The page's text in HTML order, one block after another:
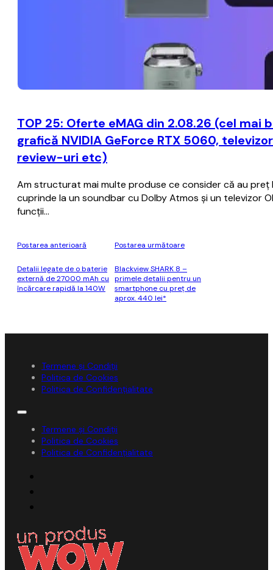
TOP 25: Oferte eMAG din 2.08.26 (cel
grafică NVIDIA GeForce RTX 5060,
review-uri etc)
Am structurat mai multe produse ce consider că au
cuprinde la un soundbar cu Dolby Atmos și un televizor
funcții…
Postarea anterioară
Detalii legate de o baterie
externă de 27000 mAh cu
încărcare rapidă la 140W
Postarea următoare
Blackview SHARK 8 –
primele detalii pentru un
smartphone cu preț de
aprox. 440 lei*
Termene și Condiții
Politica de Cookies
Politica de Confidențialitate
Termene și Condiții
Politica de Cookies
Politica de Confidențialitate